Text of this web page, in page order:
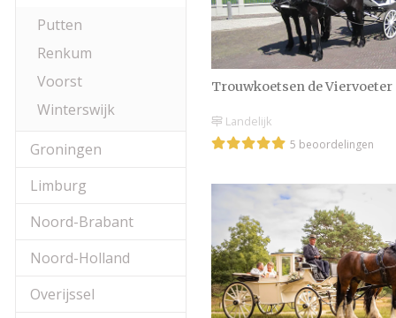
Putten
Renkum
Voorst
Winterswijk
Groningen
Limburg
Noord-Brabant
Noord-Holland
Overijssel
Trouwkoetsen de Viervoeter
Landelijk
5 beoordelingen